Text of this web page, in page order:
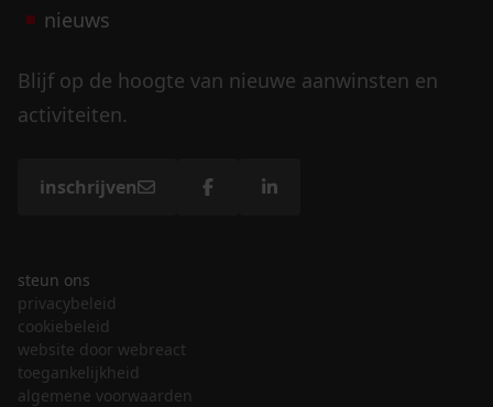
nieuws
Blijf op de hoogte van nieuwe aanwinsten en
activiteiten.
inschrijven
steun ons
privacybeleid
cookiebeleid
website door webreact
toegankelijkheid
algemene voorwaarden